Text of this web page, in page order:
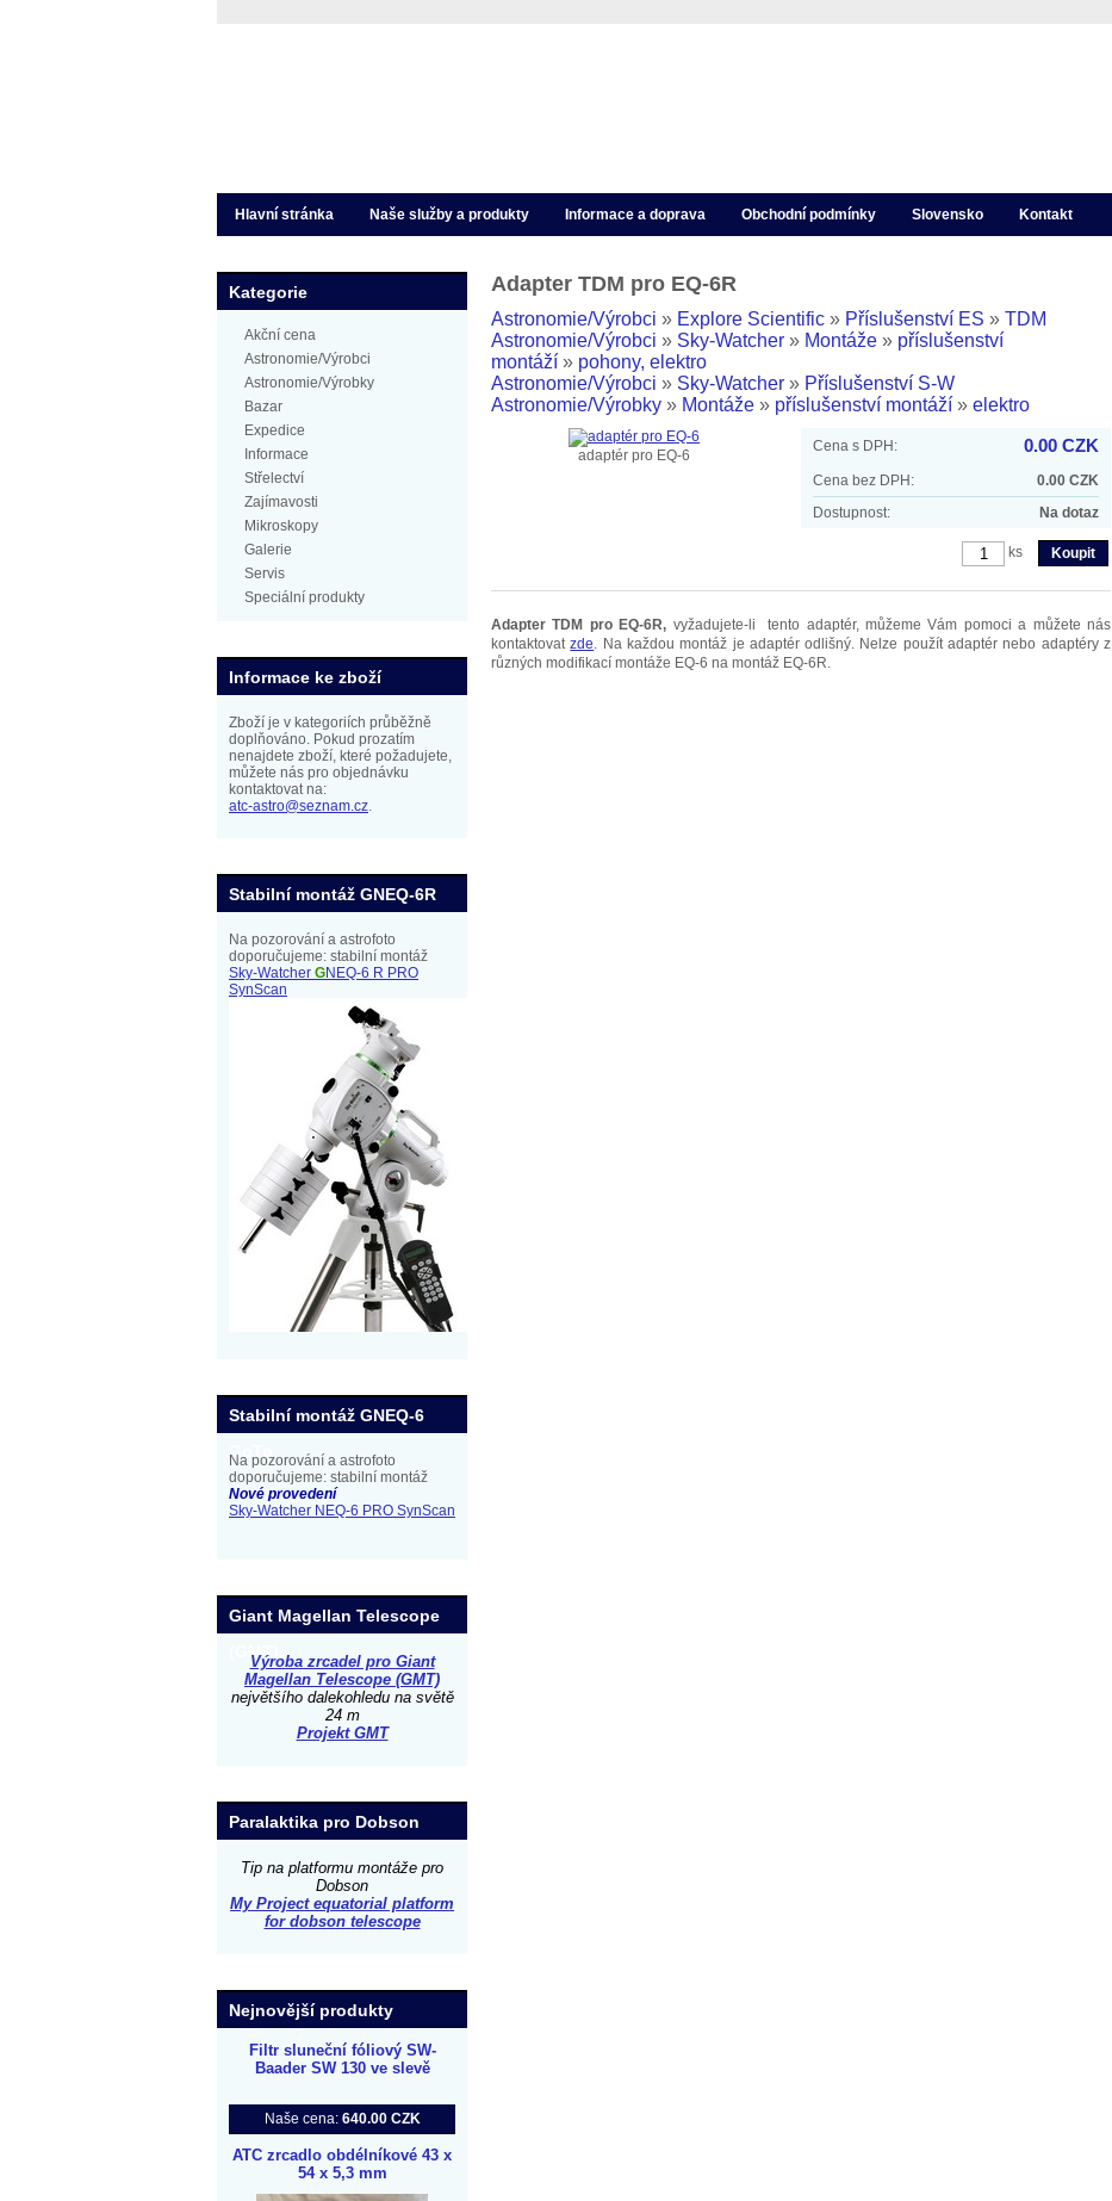
Hlavní stránka Naše služby a produkty Informace a doprava Obchodní podmínky Slovensko Kontakt
Kategorie
Akční cena
Astronomie/Výrobci
Astronomie/Výrobky
Bazar
Expedice
Informace
Střelectví
Zajímavosti
Mikroskopy
Galerie
Servis
Speciální produkty
Informace ke zboží
Zboží je v kategoriích průběžně
doplňováno. Pokud prozatím
nenajdete zboží, které požadujete,
můžete nás pro objednávku
kontaktovat na:
atc-astro@seznam.cz.
Stabilní montáž GNEQ-6R
Na pozorování a astrofoto
doporučujeme: stabilní montáž
Sky-Watcher GNEQ-6 R PRO
SynScan
Stabilní montáž GNEQ-6
GoTo
Na pozorování a astrofoto
doporučujeme: stabilní montáž
Nové provedení
Sky-Watcher NEQ-6 PRO SynScan
Giant Magellan Telescope
(GMT)
Výroba zrcadel pro Giant
Magellan Telescope (GMT)
největšího dalekohledu na světě
24 m
Projekt GMT
Paralaktika pro Dobson
Tip na platformu montáže pro
Dobson
My Project equatorial platform
for dobson telescope
Nejnovější produkty
Filtr sluneční fóliový SW-
Baader SW 130 ve slevě
Naše cena: 640.00 CZK
ATC zrcadlo obdélníkové 43 x
54 x 5,3 mm
Adapter TDM pro EQ-6R
Astronomie/Výrobci » Explore Scientific » Příslušenství ES » TDM
Astronomie/Výrobci » Sky-Watcher » Montáže » příslušenství
montáží » pohony, elektro
Astronomie/Výrobci » Sky-Watcher » Příslušenství S-W
Astronomie/Výrobky » Montáže » příslušenství montáží » elektro
adaptér pro EQ-6
Cena s DPH: 0.00 CZK
Cena bez DPH:
0.00 CZK
Dostupnost:
Na dotaz
ks
Adapter TDM pro EQ-6R, vyžadujete-li tento adaptér, můžeme Vám pomoci a můžete nás
kontaktovatzde. Na každou montáž je adaptér odlišný. Nelze použít adaptér nebo adaptéry z
různých modifikací montáže EQ-6 na montáž EQ-6R.